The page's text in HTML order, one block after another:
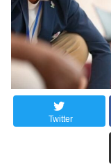
Twitter